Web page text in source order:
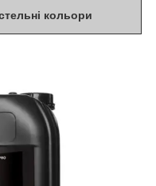
кольори